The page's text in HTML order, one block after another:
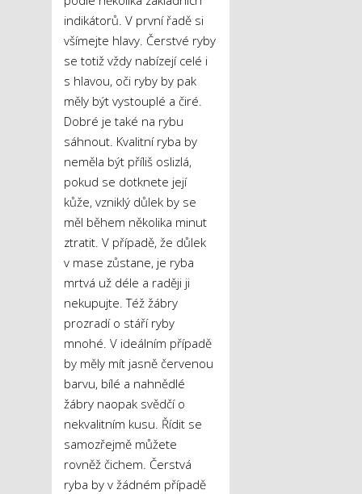
indikátorů. V první řadě si
všímejte hlavy. Čerstvé ryby
se totiž vždy nabízejí celé i
s hlavou, oči ryby by pak
měly být vystouplé a čiré.
Dobré je také na rybu
sáhnout. Kvalitní ryba by
neměla být příliš oslizlá,
pokud se dotknete její
kůže, vzniklý důlek by se
měl během několika minut
ztratit. V případě, že důlek
v mase zůstane, je ryba
mrtvá už déle a raději ji
nekupujte. Též žábry
prozradí o stáří ryby
mnohé. V ideálním případě
by měly mít jasně červenou
barvu, bílé a nahnědlé
žábry naopak svědčí o
nekvalitním kusu. Řídit se
samozřejmě můžete
rovněž čichem. Čerstvá
ryba by v žádném případě